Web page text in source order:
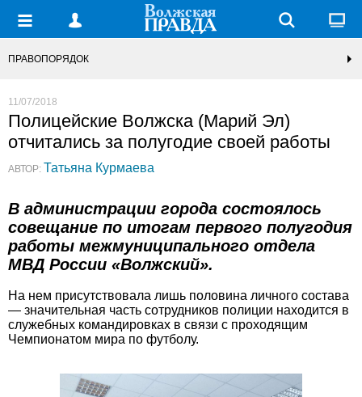
ПРАВОПОРЯДОК
11/07/2018
Полицейские Волжска (Марий Эл)
отчитались за полугодие своей работы
АВТОР: Татьяна Курмаева
В администрации города состоялось
совещание по итогам первого полугодия
работы межмуниципального отдела
МВД России «Волжский».
На нем присутствовала лишь половина личного состава
— значительная часть сотрудников полиции находится в
служебных командировках в связи с проходящим
Чемпионатом мира по футболу.